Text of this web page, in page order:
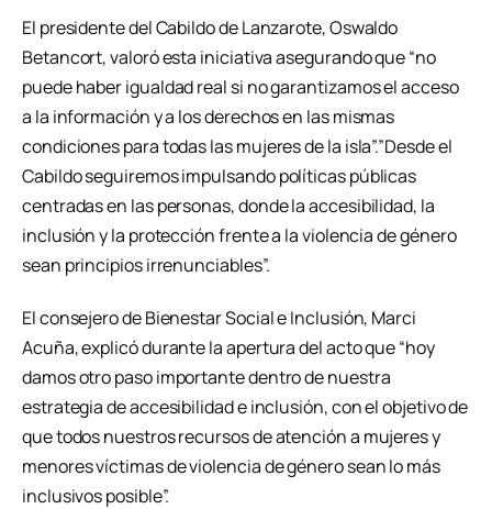
El presidente del Cabildo de Lanzarote, Oswaldo
Betancort, valoró esta iniciativa asegurando que “no
puede haber igualdad real si no garantizamos el acceso
a la información y a los derechos en las mismas
condiciones para todas las mujeres de la isla”.”Desde el
Cabildo seguiremos impulsando políticas públicas
centradas en las personas, donde la accesibilidad, la
inclusión y la protección frente a la violencia de género
sean principios irrenunciables”.
El consejero de Bienestar Social e Inclusión, Marci
Acuña, explicó durante la apertura del acto que “hoy
damos otro paso importante dentro de nuestra
estrategia de accesibilidad e inclusión, con el objetivo de
que todos nuestros recursos de atención a mujeres y
menores víctimas de violencia de género sean lo más
inclusivos posible”.